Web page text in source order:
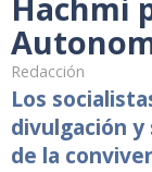
Redacción
Los
divulgación
de la